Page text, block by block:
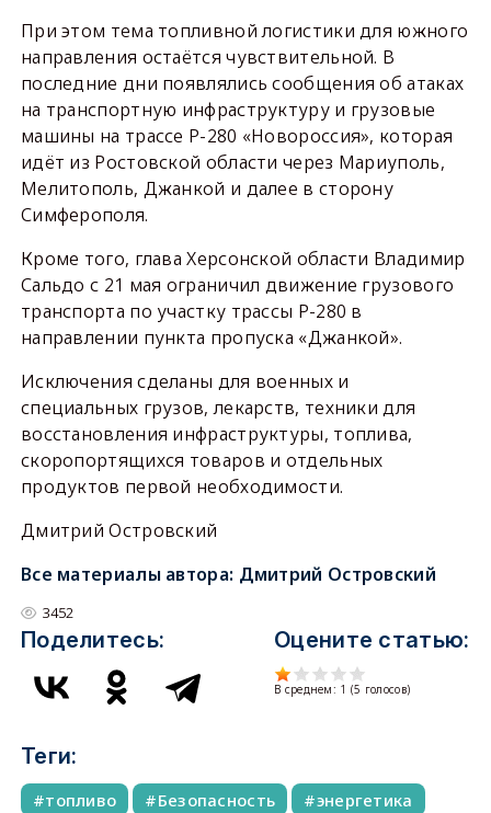
При этом тема топливной логистики для южного
направления остаётся чувствительной. В
последние дни появлялись сообщения об атаках
на транспортную инфраструктуру и грузовые
машины на трассе Р-280 «Новороссия», которая
идёт из Ростовской области через Мариуполь,
Мелитополь, Джанкой и далее в сторону
Симферополя.
Кроме того, глава Херсонской области Владимир
Сальдо с 21 мая ограничил движение грузового
транспорта по участку трассы Р-280 в
направлении пункта пропуска «Джанкой».
Исключения сделаны для военных и
специальных грузов, лекарств, техники для
восстановления инфраструктуры, топлива,
скоропортящихся товаров и отдельных
продуктов первой необходимости.
Дмитрий Островский
Все материалы автора: Дмитрий Островский
3452
Поделитесь: Оцените статью:
В среднем: 1 (5 голосов)
Теги:
топливо Безопасность энергетика